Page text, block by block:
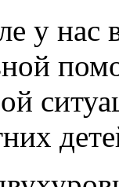
нас в